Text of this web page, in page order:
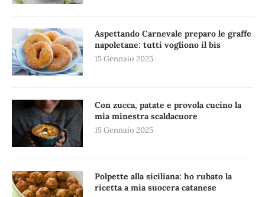
Aspettando Carnevale preparo le graffe
napoletane: tutti vogliono il bis
15 Gennaio 2025
Con zucca, patate e provola cucino la
mia minestra scaldacuore
15 Gennaio 2025
Polpette alla siciliana: ho rubato la
ricetta a mia suocera catanese